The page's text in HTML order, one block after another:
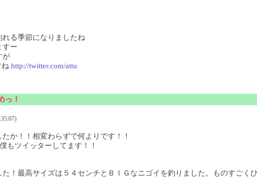
る季節になりましたね
すー
が
ね http://twitter.com/attu
っ！
か！！相変わらずで何よりです！！
もツイッターしてます！！
！最高サイズは５４センチとＢＩＧなニゴイを釣りました。ものすごく